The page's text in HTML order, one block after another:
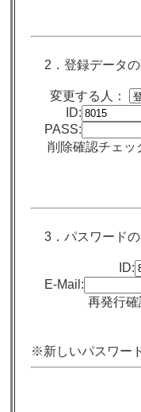
2．登録データ
変更する人：
ID:
PASS:
削除確認チェ
3．パスワード
ID:
E-Mail:
再発行
※新しいパスワー